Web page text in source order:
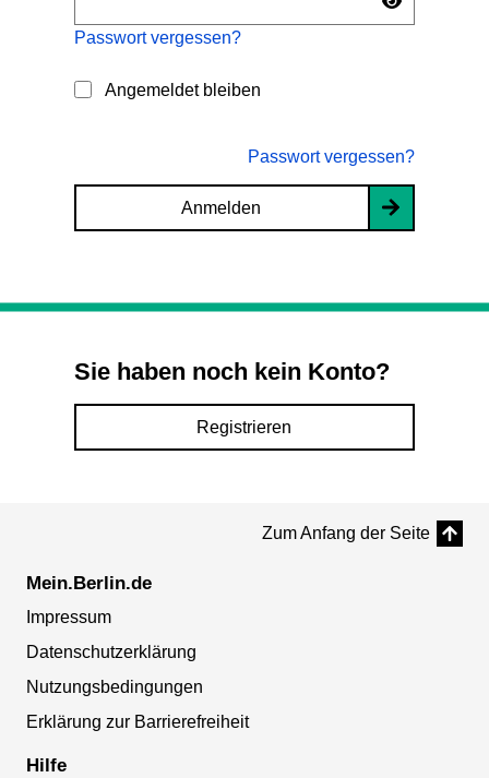
Passwort vergessen?
Angemeldet bleiben
Passwort vergessen?
Anmelden
Sie haben noch kein Konto?
Registrieren
Zum Anfang der Seite
Mein.Berlin.de
Impressum
Datenschutzerklärung
Nutzungsbedingungen
Erklärung zur Barrierefreiheit
Hilfe